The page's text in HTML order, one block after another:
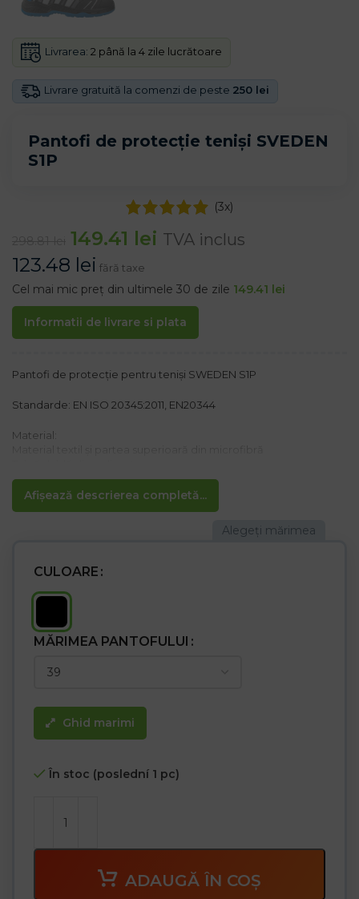
Pantofi de protecție teniși SVEDEN
S1P
Livrare gratuită la comenzi de peste 250 lei
Livrarea: 2 până la 4 zile lucrătoare
(3x)
149.41 lei TVA inclus
123.48 lei fără taxe
Cel mai mic preț din ultimele 30 de zile 149.41 lei
Informatii de livrare si plata
Afișează descrierea completă...
Pantofi de protecție pentru teniși SWEDEN S1P
Standarde: EN ISO 20345:2011, EN20344
Material:
Caracteristici:
– Talpă anti-alunecare
– Căptușeala Cambrelle absoarbe transpirația
– Placă de oțel anti-înțepătură până la 1000N
– Categoria S1P SRC
CULOARE
MĂRIMEA PANTOFULUI
Ghid marimi
În stoc (poslední 1 pc)
ADAUGĂ ÎN COȘ